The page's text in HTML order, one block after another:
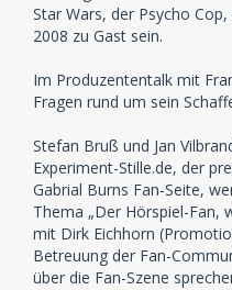
Star Wars, der Psycho
2008 zu Gast sein.
Im Produzententalk mit
Fragen rund um sein
Stefan Bruß und Jan
Experiment-Stille.de, der
Gabrial Burns Fan-Seite,
Thema „Der Hörspiel-Fan,
mit Dirk Eichhorn
Betreuung der Fan-
über die Fan-Szene